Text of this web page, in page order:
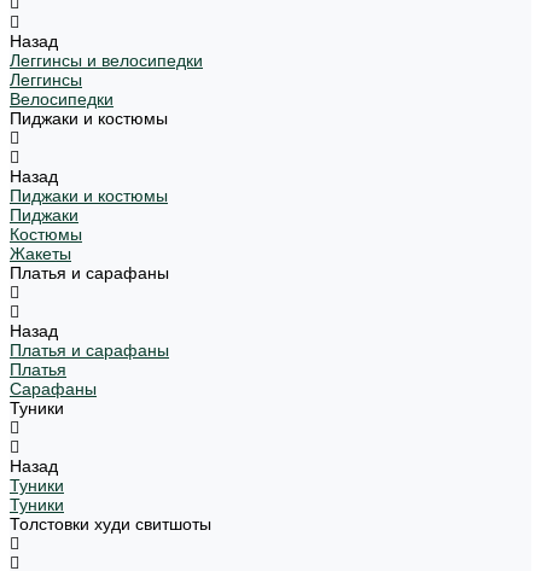
Назад
Леггинсы и велосипедки
Леггинсы
Велосипедки
Пиджаки и костюмы
Назад
Пиджаки и костюмы
Пиджаки
Костюмы
Жакеты
Платья и сарафаны
Назад
Платья и сарафаны
Платья
Сарафаны
Туники
Назад
Туники
Туники
Толстовки худи свитшоты